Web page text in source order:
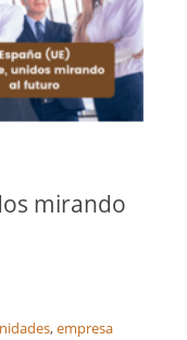
mirando
,empresa